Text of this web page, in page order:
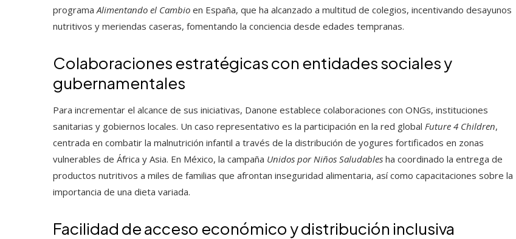
programaAlimentando el Cambio en España, que ha alcanzado a multitud de colegios, incentivando desayunos
nutritivos y meriendas caseras, fomentando la conciencia desde edades tempranas.
Colaboraciones estratégicas con entidades sociales y
gubernamentales
Para incrementar el alcance de sus iniciativas, Danone establece colaboraciones con ONGs, instituciones
sanitarias y gobiernos locales. Un caso representativo es la participación en la red global Future 4 Children,
centrada en combatir la malnutrición infantil a través de la distribución de yogures fortificados en zonas
vulnerables de África y Asia. En México, la campaña Unidos por Niños Saludables ha coordinado la entrega de
productos nutritivos a miles de familias que afrontan inseguridad alimentaria, así como capacitaciones sobre la
importancia de una dieta variada.
Facilidad de acceso económico y distribución inclusiva